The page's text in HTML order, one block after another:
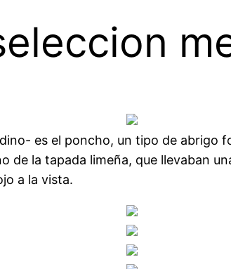
es el poncho, un tipo de abrigo
de la tapada limeña, que llevaban
a la vista.